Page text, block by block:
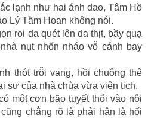
lạnh như hai ánh dao, Tâm Hồ
Lý Tầm Hoan không nói.
roi da quét lên da thịt, bầy quạ
nụt nhốn nháo vỗ cánh bay
thót trỗi vang, hồi chuông thê
sư của nhà chùa vừa viên tịch.
một cơn bão tuyết thổi vào nội
chẳng rõ là phải hận là hối